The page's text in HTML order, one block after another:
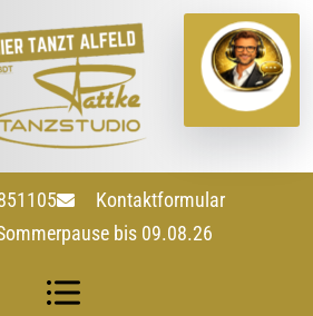
Kontaktformular
bis 09.08.26